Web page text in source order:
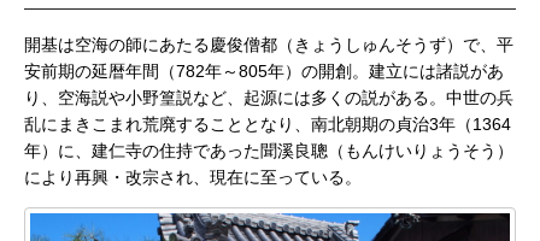
開基は空海の師にあたる慶俊僧都（きょうしゅんそうず）で、平
安前期の延暦年間（782年～805年）の開創。建立には諸説があ
り、空海説や小野篁説など、起源には多くの説がある。中世の兵
乱にまきこまれ荒廃することとなり、南北朝期の貞治3年（1364
年）に、建仁寺の住持であった聞溪良聰（もんけいりょうそう）
により再興・改宗され、現在に至っている。